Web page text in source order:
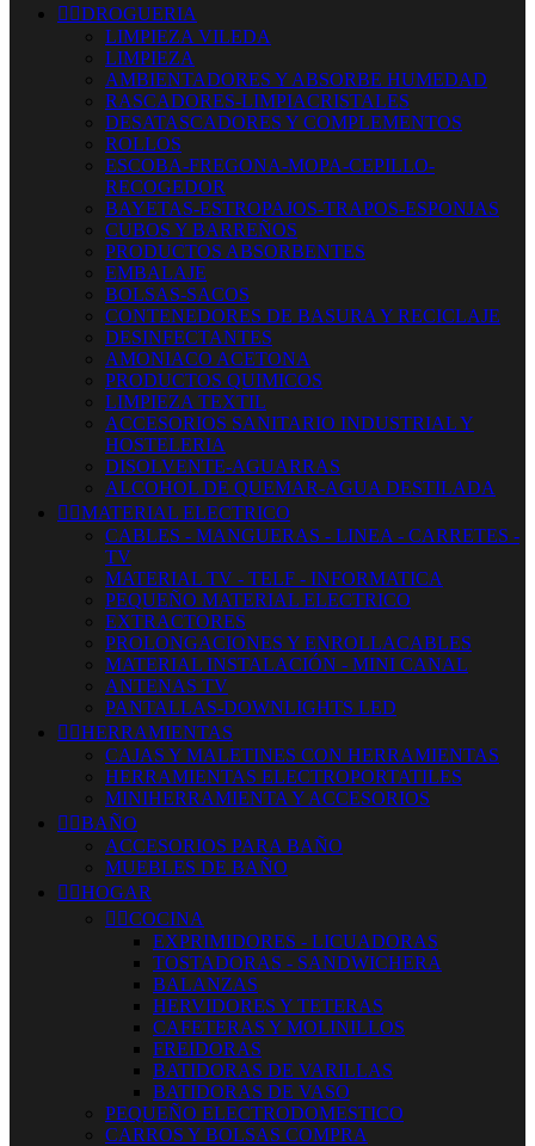
 DROGUERIA
LIMPIEZA VILEDA
LIMPIEZA
AMBIENTADORES Y ABSORBE HUMEDAD
RASCADORES-LIMPIACRISTALES
DESATASCADORES Y COMPLEMENTOS
ROLLOS
ESCOBA-FREGONA-MOPA-CEPILLO-
RECOGEDOR
BAYETAS-ESTROPAJOS-TRAPOS-ESPONJAS
CUBOS Y BARREÑOS
PRODUCTOS ABSORBENTES
EMBALAJE
BOLSAS-SACOS
CONTENEDORES DE BASURA Y RECICLAJE
DESINFECTANTES
AMONIACO ACETONA
PRODUCTOS QUIMICOS
LIMPIEZA TEXTIL
ACCESORIOS SANITARIO INDUSTRIAL Y
HOSTELERIA
DISOLVENTE-AGUARRAS
ALCOHOL DE QUEMAR-AGUA DESTILADA
 MATERIAL ELECTRICO
CABLES - MANGUERAS - LINEA - CARRETES -
TV
MATERIAL TV - TELF - INFORMATICA
PEQUEÑO MATERIAL ELECTRICO
EXTRACTORES
PROLONGACIONES Y ENROLLACABLES
MATERIAL INSTALACIÓN - MINI CANAL
ANTENAS TV
PANTALLAS-DOWNLIGHTS LED
 HERRAMIENTAS
CAJAS Y MALETINES CON HERRAMIENTAS
HERRAMIENTAS ELECTROPORTATILES
MINIHERRAMIENTA Y ACCESORIOS
 BAÑO
ACCESORIOS PARA BAÑO
MUEBLES DE BAÑO
 HOGAR
 COCINA
EXPRIMIDORES - LICUADORAS
TOSTADORAS - SANDWICHERA
BALANZAS
HERVIDORES Y TETERAS
CAFETERAS Y MOLINILLOS
FREIDORAS
BATIDORAS DE VARILLAS
BATIDORAS DE VASO
PEQUEÑO ELECTRODOMESTICO
CARROS Y BOLSAS COMPRA